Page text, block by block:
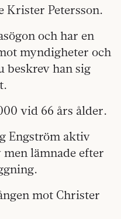
Krister Petersson.
och har en
myndigheter och
han sig
vid 66 års ålder.
Engström aktiv
lämnade efter
mot Christer